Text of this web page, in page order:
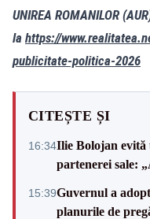
UNIREA ROMANILOR
la https://
publicitate-politica-2026
CITEȘTE ȘI
16:34Ilie Bolojan evită
partenerei sale:
15:39Guvernul a
planurile de